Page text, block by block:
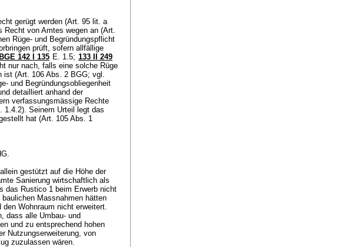
gerügt werden (Art. 95 lit. a
Recht von Amtes wegen an (Art.
Rüge- und Begründungspflicht
prüft, sofern allfällige
BGE 142 I 135 E. 1.5; 133 II 249
nur nach, falls eine solche Rüge
ist (Art. 106 Abs. 2 BGG; vgl.
und Begründungsobliegenheit
detailliert anhand der
verfassungsmässige Rechte
1.4.2). Seinem Urteil legt das
hat (Art. 105 Abs. 1
.
gestützt auf die Höhe der
Sanierung wirtschaftlich als
das Rustico 1 beim Erwerb nicht
Massnahmen hätten
Wohnraum nicht erweitert.
dass alle Umbau- und
und zu entsprechend hohen
Nutzungserweiterung, von
zuzulassen wären.